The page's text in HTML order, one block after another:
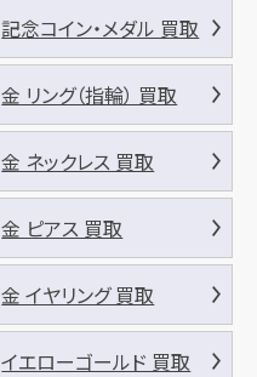
記念コイン・メダル 買取
金 リング（指輪） 買取
金 ネックレス 買取
金 ピアス 買取
金 イヤリング 買取
イエローゴールド 買取